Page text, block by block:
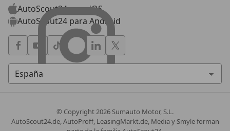
AutoScout24 para iOS
AutoScout24 para Android
© Copyright2026 Sumauto Motor, S.L.
AutoScout24.de, AutoProff, LeasingMarkt.de, Media y Smyle forman